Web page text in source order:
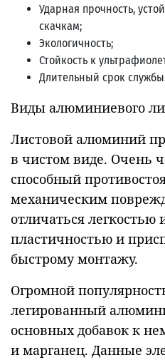
Ударная прочность,
скачкам;
Экологичность;
Стойкость к
Длительный срок
Виды алюминиевого
Листовой алюминий
в чистом виде. Очень
способный
механическим
отличаться легкостью
пластичностью и
быстрому монтажу.
Огромной
легированный
основных добавок к
и марганец. Данные